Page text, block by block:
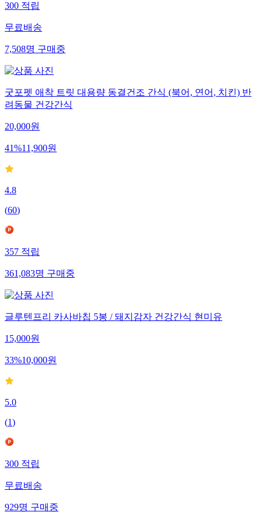
300 적립
무료배송
7,508명 구매중
굿포펫 애착 트릿 대용량 동결건조 간식 (북어, 연어, 치킨) 반
려동물 건강간식
20,000원
41%11,900원
4.8
(60)
357 적립
361,083명 구매중
글루텐프리 카사바칩 5봉 / 돼지감자 건강간식 현미유
15,000원
33%10,000원
5.0
(1)
300 적립
무료배송
929명 구매중